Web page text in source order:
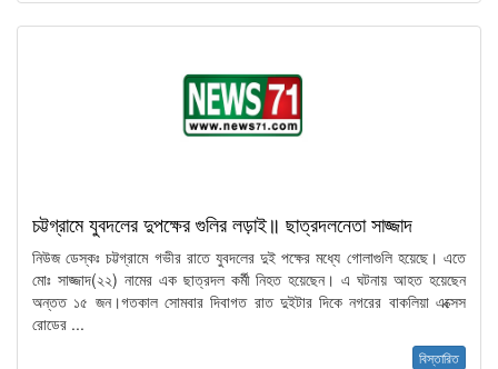
চট্টগ্রামে যুবদলের দুপক্ষের গুলির লড়াই॥ ছাত্রদলনেতা সাজ্জাদ
নিউজ ডেস্কঃ চট্টগ্রামে গভীর রাতে যুবদলের দুই পক্ষের মধ্যে গোলাগুলি হয়েছে। এতে
মোঃ সাজ্জাদ(২২) নামের এক ছাত্রদল কর্মী নিহত হয়েছেন। এ ঘটনায় আহত হয়েছেন
অন্তত ১৫ জন।গতকাল সোমবার দিবাগত রাত দুইটার দিকে নগরের বাকলিয়া এক্সেস
রোডের ...
বিস্তারিত